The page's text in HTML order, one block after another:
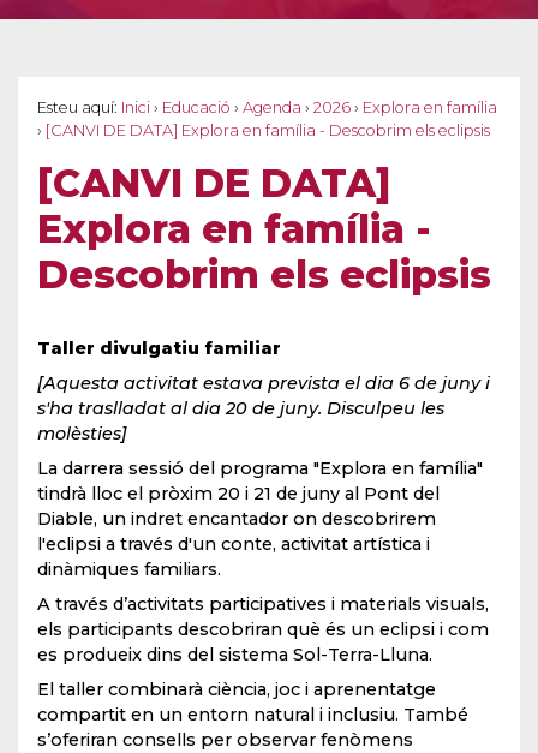
Esteu aquí: Inici › Educació › Agenda › 2026 › Explora en família
› [CANVI DE DATA] Explora en família - Descobrim els eclipsis
[CANVI DE DATA]
Explora en família -
Descobrim els eclipsis
Taller divulgatiu familiar
[Aquesta activitat estava prevista el dia 6 de juny i
s'ha traslladat al dia 20 de juny. Disculpeu les
molèsties]
La darrera sessió del programa "Explora en família"
tindrà lloc el pròxim 20 i 21 de juny al Pont del
Diable, un indret encantador on descobrirem
l'eclipsi a través d'un conte, activitat artística i
dinàmiques familiars.
A través d’activitats participatives i materials visuals,
els participants descobriran què és un eclipsi i com
es produeix dins del sistema Sol-Terra-Lluna.
El taller combinarà ciència, joc i aprenentatge
compartit en un entorn natural i inclusiu. També
s’oferiran consells per observar fenòmens